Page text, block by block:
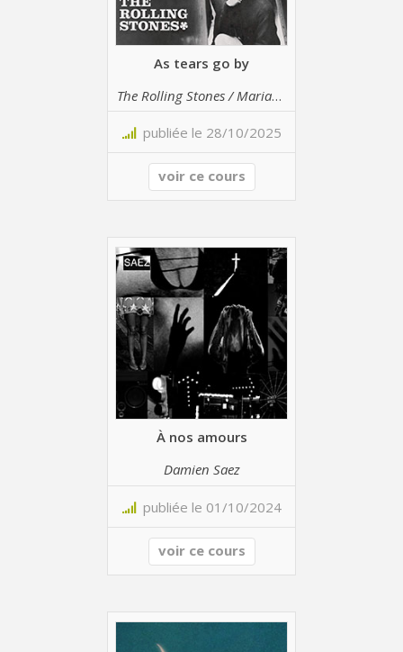
As tears go by
The Rolling Stones / Marianne Faithfull
publiée le 28/10/2025
voir ce cours
À nos amours
Damien Saez
publiée le 01/10/2024
voir ce cours